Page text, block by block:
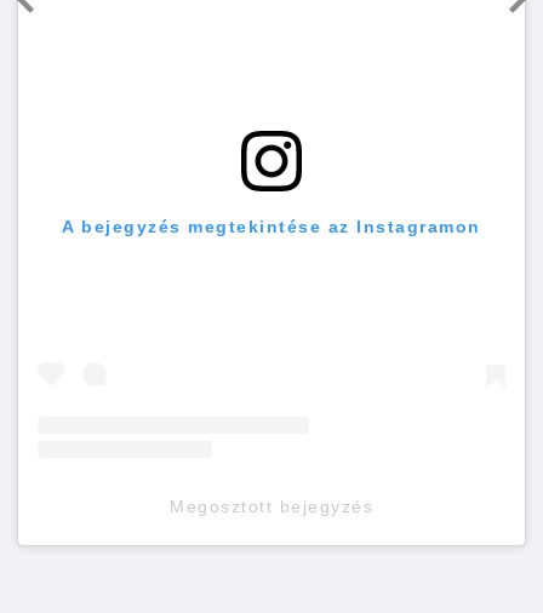
A bejegyzés megtekintése az Instagramon
Megosztott bejegyzés